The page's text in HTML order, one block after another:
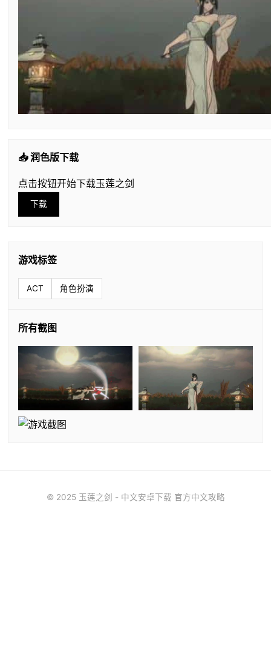
📥 润色版下载
点击按钮开始下载玉莲之剑
下载
游戏标签
ACT 角色扮演
所有截图
© 2025 玉莲之剑 - 中文安卓下载 官方中文攻略